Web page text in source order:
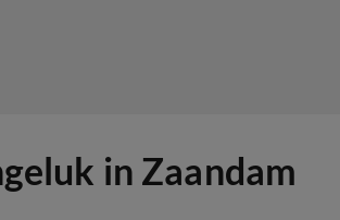
in Zaandam